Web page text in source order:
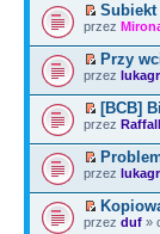
Subiekt
przez
Przy
przez
[BCB]
przez
przez
przez duf »